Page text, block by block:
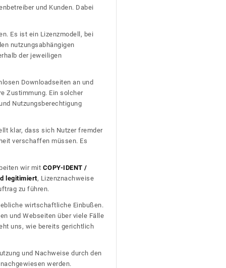
und Kunden. Dabei
Es ist ein Lizenzmodell, bei
nutzungsabhängigen
der jeweiligen
Downloadseiten an und
Zustimmung. Ein solcher
Nutzungsberechtigung
klar, dass sich Nutzer fremder
verschaffen müssen. Es
wir mit COPY-IDENT /
legitimiert, Lizenznachweise
zu führen.
wirtschaftliche Einbußen.
und Webseiten über viele Fälle
uns, wie bereits gerichtlich
und Nachweise durch den
werden.